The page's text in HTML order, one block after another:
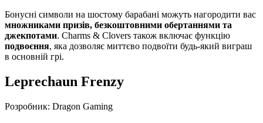
Бонусні символи на шостому барабані можуть нагородити вас
множниками призів, безкоштовними обертаннями та
джекпотами. Charms & Clovers також включає функцію
подвоєння, яка дозволяє миттєво подвоїти будь-який виграш
в основній грі.
Leprechaun Frenzy
Розробник: Dragon Gaming